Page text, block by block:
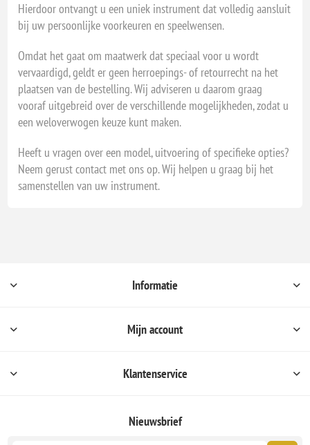
Hierdoor ontvangt u een uniek instrument dat volledig aansluit
bij uw persoonlijke voorkeuren en speelwensen.
Omdat het gaat om maatwerk dat speciaal voor u wordt
vervaardigd, geldt er geen herroepings- of retourrecht na het
plaatsen van de bestelling. Wij adviseren u daarom graag
vooraf uitgebreid over de verschillende mogelijkheden, zodat u
een weloverwogen keuze kunt maken.
Heeft u vragen over een model, uitvoering of specifieke opties?
Neem gerust contact met ons op. Wij helpen u graag bij het
samenstellen van uw instrument.
Informatie
Mijn account
Klantenservice
Nieuwsbrief